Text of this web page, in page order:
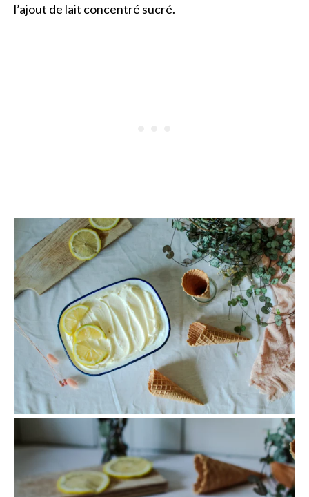
l’ajout de lait concentré sucré.